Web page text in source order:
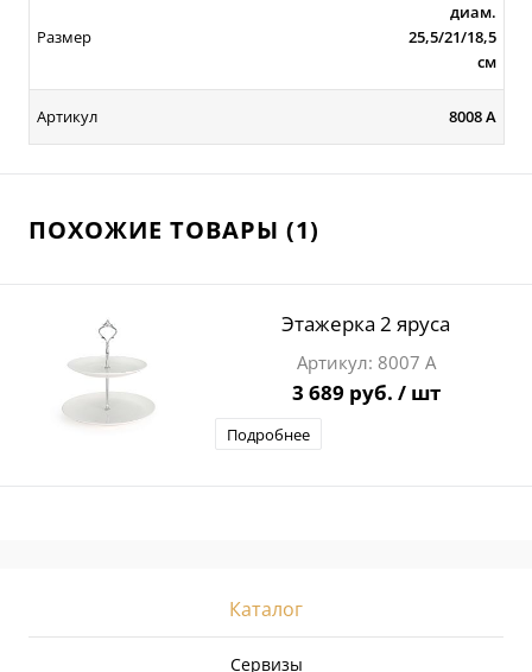
Размер
диам.
25,5/21/18,5
см
Артикул 8008 А
ПОХОЖИЕ ТОВАРЫ (1)
Этажерка 2 яруса
8007 А
3 689 руб. / шт
Подробнее
Каталог
Сервизы